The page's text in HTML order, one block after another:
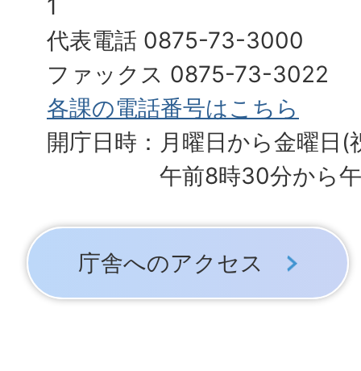
1
代表電話 0875-73-3000
ファックス 0875-73-3022
各課の電話番号はこちら
開庁日時：月曜日から金曜日(
午前8時30分から
庁舎へのアクセス